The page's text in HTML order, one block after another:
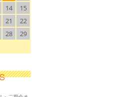
14
15
21
22
28
29